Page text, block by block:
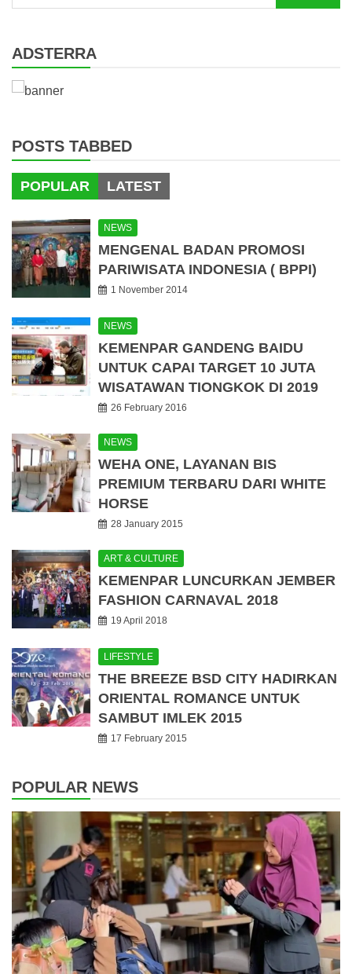
for:
ADSTERRA
POSTS TABBED
POPULAR LATEST
NEWS
MENGENAL BADAN PROMOSI
PARIWISATA INDONESIA ( BPPI)
1 November 2014
NEWS
KEMENPAR GANDENG BAIDU
UNTUK CAPAI TARGET 10 JUTA
WISATAWAN TIONGKOK DI 2019
26 February 2016
NEWS
WEHA ONE, LAYANAN BIS
PREMIUM TERBARU DARI WHITE
HORSE
28 January 2015
ART & CULTURE
KEMENPAR LUNCURKAN JEMBER
FASHION CARNAVAL 2018
19 April 2018
LIFESTYLE
THE BREEZE BSD CITY HADIRKAN
ORIENTAL ROMANCE UNTUK
SAMBUT IMLEK 2015
17 February 2015
POPULAR NEWS